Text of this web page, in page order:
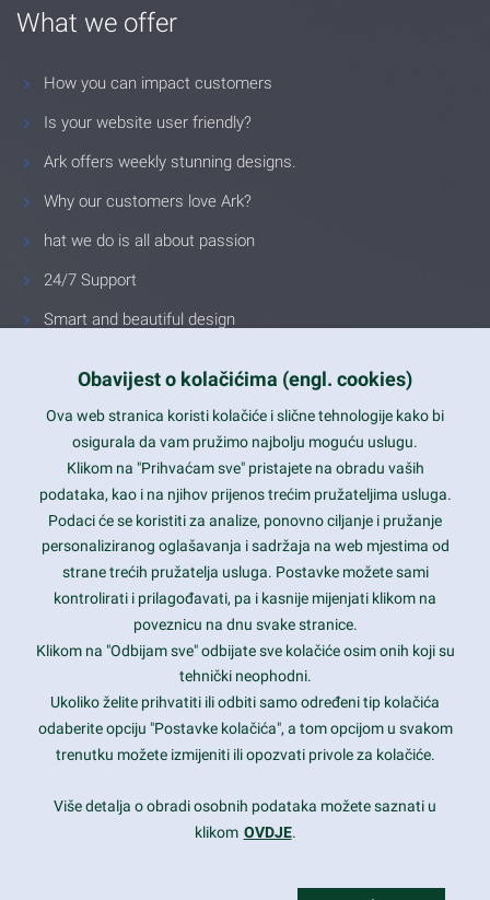
What we offer
How you can impact customers
Is your website user friendly?
Ark offers weekly stunning designs.
Why our customers love Ark?
hat we do is all about passion
24/7 Support
Smart and beautiful design
Latest trends and much more...
Contact Info
1600 Amphitheatre Parkway, Mountain View, CA 94043
prothemes.net@gmail.com
Daily: 9:00 am - 6:00 pm
Sunday: Closed
Copyright 2017FRESHFACE© All Rights Reserved
Obavijest o kolačićima (engl. cookies)
Ova web stranica koristi kolačiće i slične tehnologije kako bi
osigurala da vam pružimo najbolju moguću uslugu.
Klikom na "Prihvaćam sve" pristajete na obradu vaših
podataka, kao i na njihov prijenos trećim pružateljima usluga.
Podaci će se koristiti za analize, ponovno ciljanje i pružanje
personaliziranog oglašavanja i sadržaja na web mjestima od
strane trećih pružatelja usluga. Postavke možete sami
kontrolirati i prilagođavati, pa i kasnije mijenjati klikom na
poveznicu na dnu svake stranice.
Klikom na "Odbijam sve" odbijate sve kolačiće osim onih koji su
tehnički neophodni.
Ukoliko želite prihvatiti ili odbiti samo određeni tip kolačića
odaberite opciju "Postavke kolačića", a tom opcijom u svakom
trenutku možete izmijeniti ili opozvati privole za kolačiće.
Više detalja o obradi osobnih podataka možete saznati u
klikom OVDJE.